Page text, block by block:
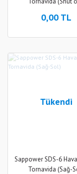
0,00 TL
Tükendi
Sappower SDS-6
Tornavida (Sağ-